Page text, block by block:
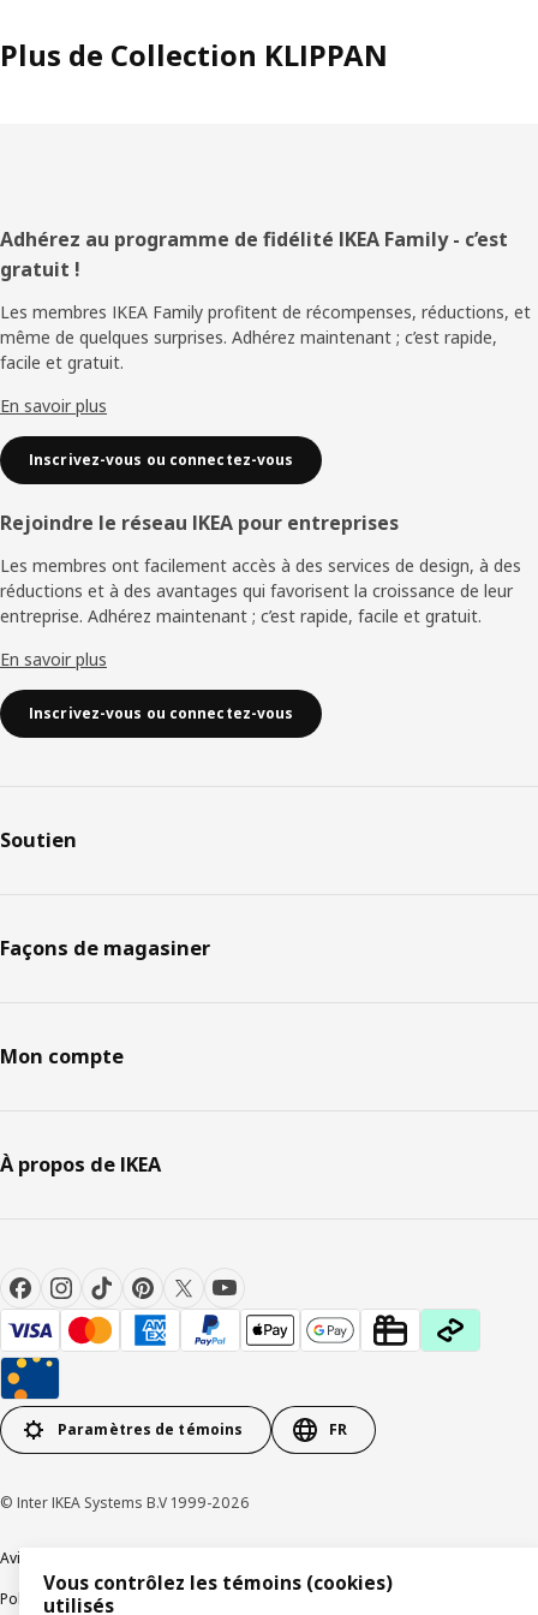
Plus de Collection KLIPPAN
Pied
de
page
Adhérez au programme de fidélité IKEA Family - c’est
gratuit !
Les membres IKEA Family profitent de récompenses, réductions, et
même de quelques surprises. Adhérez maintenant ; c’est rapide,
facile et gratuit.
En savoir plus
Inscrivez-vous ou connectez-vous
Rejoindre le réseau IKEA pour entreprises
Les membres ont facilement accès à des services de design, à des
réductions et à des avantages qui favorisent la croissance de leur
entreprise. Adhérez maintenant ; c’est rapide, facile et gratuit.
En savoir plus
Inscrivez-vous ou connectez-vous
Soutien
Façons de magasiner
Mon compte
À propos de IKEA
Paramètres de témoins FR
© Inter IKEA Systems B.V 1999-2026
Avis de confidentialité
Politique de divulgation responsable
Modalités
Vous contrôlez les témoins (cookies)
utilisés